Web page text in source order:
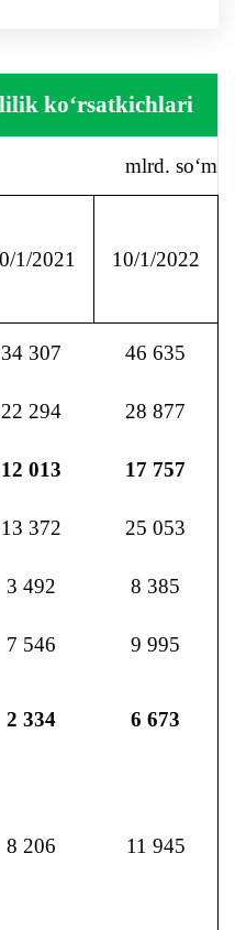
ko‘rsatkichlari
mlrd. so‘m
1/2021 10/1/2022
34 307 46 635
22 294 28 877
12 013 17 757
13 372 25 053
3 492 8 385
7 546 9 995
2 334 6 673
8 206 11 945